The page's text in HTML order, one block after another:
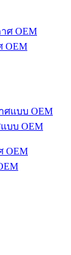
OEM
บบ OEM